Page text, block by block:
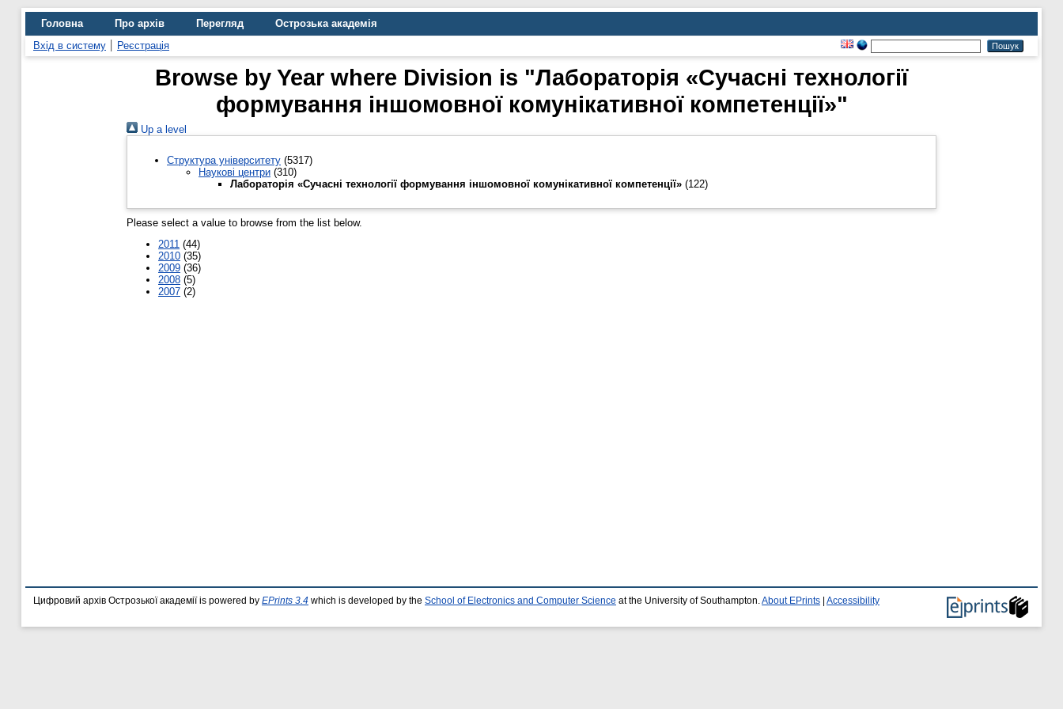
Головна Про архів Перегляд
Острозька академія
Вхід в систему
Реєстрація
Browse by Year where Division is "Лабораторія «Сучасні технології
формування іншомовної комунікативної компетенції»"
Up a level
Структура університету (5317)
Наукові центри (310)
Лабораторія «Сучасні технології формування іншомовної комунікативної компетенції» (122)
Please select a value to browse from the list below.
2011 (44)
2010 (35)
2009 (36)
2008 (5)
2007 (2)
Цифровий архів Острозької академії is powered by EPrints 3.4 which is developed by the School of Electronics and Computer Science at the University of Southampton. About EPrints Accessibility